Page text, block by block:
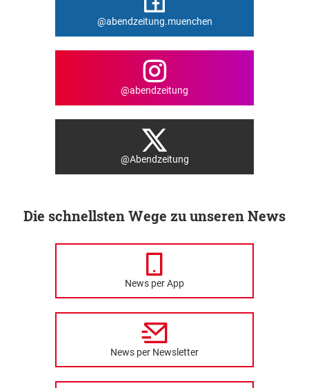
@abendzeitung.muenchen
@abendzeitung
@Abendzeitung
Die schnellsten Wege zu unseren News
News per App
News per Newsletter